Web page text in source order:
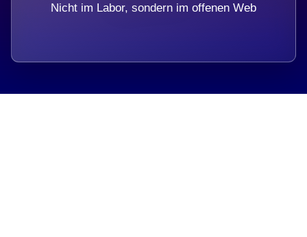
Nicht im Labor, sondern im offenen Web